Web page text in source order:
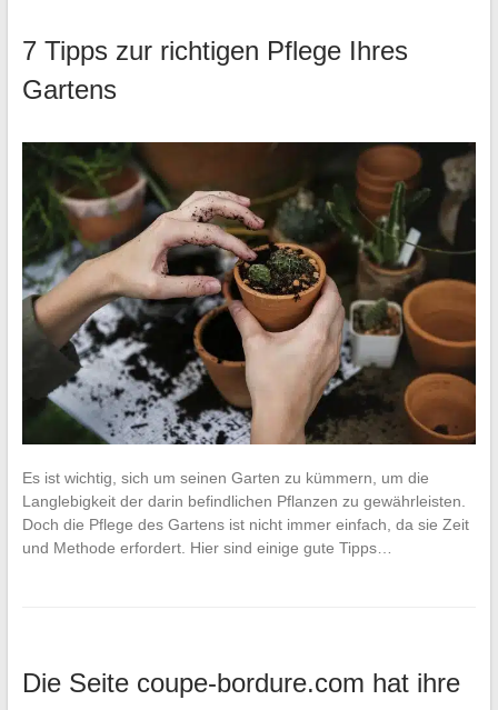
7 Tipps zur richtigen Pflege Ihres
Gartens
Es ist wichtig, sich um seinen Garten zu kümmern, um die
Langlebigkeit der darin befindlichen Pflanzen zu gewährleisten.
Doch die Pflege des Gartens ist nicht immer einfach, da sie Zeit
und Methode erfordert. Hier sind einige gute Tipps…
Die Seite coupe-bordure.com hat ihre